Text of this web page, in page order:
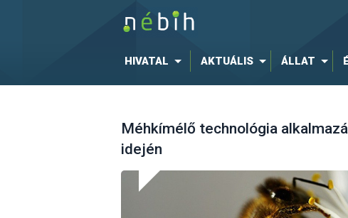
HIVATAL AKTUÁLIS ÁLLAT
Méhkímélő technológia
idején